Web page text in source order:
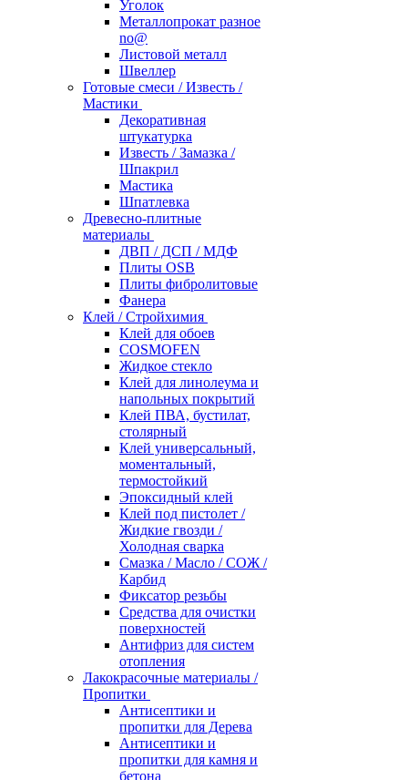
Уголок
Металлопрокат разное
no@
Листовой металл
Швеллер
Готовые смеси / Известь /
Мастики
Декоративная
штукатурка
Известь / Замазка /
Шпакрил
Мастика
Шпатлевка
Древесно-плитные
материалы
ДВП / ДСП / МДФ
Плиты OSB
Плиты фибролитовые
Фанера
Клей / Стройхимия
Клей для обоев
COSMOFEN
Жидкое стекло
Клей для линолеума и
напольных покрытий
Клей ПВА, бустилат,
столярный
Клей универсальный,
моментальный,
термостойкий
Эпоксидный клей
Клей под пистолет /
Жидкие гвозди /
Холодная сварка
Смазка / Масло / СОЖ /
Карбид
Фиксатор резьбы
Средства для очистки
поверхностей
Антифриз для систем
отопления
Лакокрасочные материалы /
Пропитки
Антисептики и
пропитки для Дерева
Антисептики и
пропитки для камня и
бетона